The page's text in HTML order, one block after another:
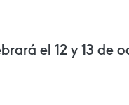
el 12 y 13 de